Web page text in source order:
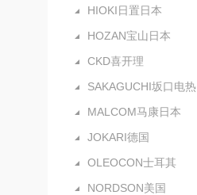
HIOKI日置日本
HOZAN宝山日本
CKD喜开理
SAKAGUCHI坂口电热
MALCOM马康日本
JOKARI德国
OLEOCON士耳其
NORDSON美国